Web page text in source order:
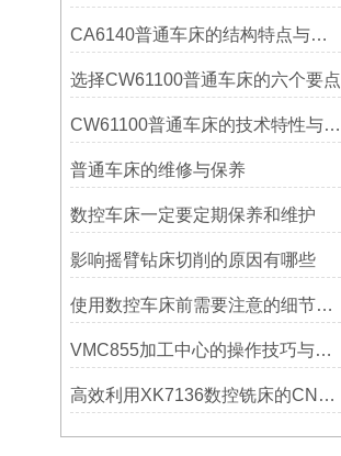
CA6140普通车床的结构特点与工作原理解析
选择CW61100普通车床的六个要点
CW61100普通车床的技术特性与操作优势
普通车床的维修与保养
数控车床一定要定期保养和维护
影响摇臂钻床切削的原因有哪些
使用数控车床前需要注意的细节有哪些呢？
VMC855加工中心的操作技巧与维护指南
高效利用XK7136数控铣床的CNC系统？